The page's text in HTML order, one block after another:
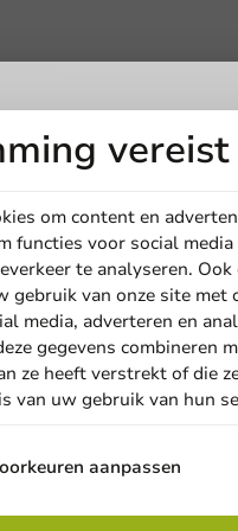
uit deze
vereist
om content en
functies voor social media
te analyseren.
gebruik van onze site met
media, adverteren en
gegevens combineren
ze heeft verstrekt of die
van uw gebruik van hun
aanpassen
5%
korting
je aan voor onze
nieuwsbrief!
Aanmelden
schrijven, ga je akkoord met